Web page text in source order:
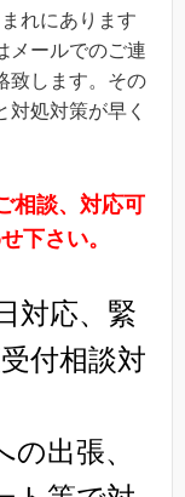
れにあります
メールでのご連
致します。その
処対策が早く
相談、対応可
下さい。
対応、緊
付相談対
出張、